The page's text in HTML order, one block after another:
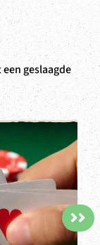
geslaagde
>>